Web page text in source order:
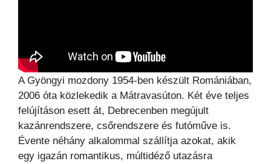
A Gyöngyi mozdony 1954-ben készült Romániában,
2006 óta közlekedik a Mátravasúton. Két éve teljes
felújításon esett át, Debrecenben megújult
kazánrendszere, csőrendszere és futóműve is.
Évente néhány alkalommal szállítja azokat, akik
egy igazán romantikus, múltidéző utazásra